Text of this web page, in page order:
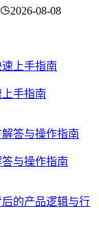
2026-08-08
手指南
与操作指南